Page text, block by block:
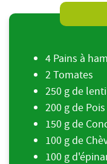
4 Pains à
2 Tomates
250 g de
200 g de
150 g de
100 g de
100 g